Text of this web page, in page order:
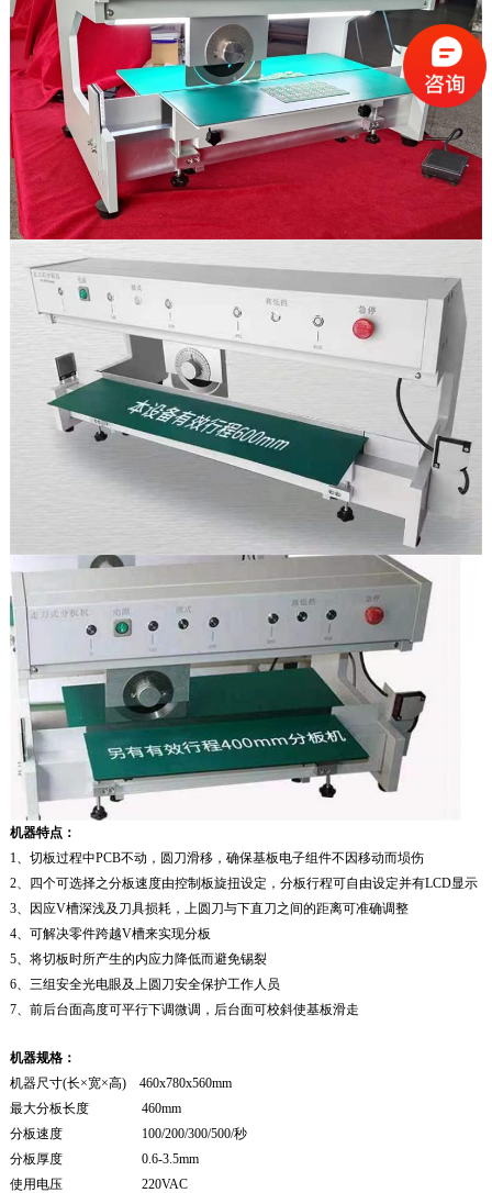
机器特点：
1、切板过程中PCB不动，圆刀滑移，确保基板电子组件不因移动而埙伤
2、四个可选择之分板速度由控制板旋扭设定，分板行程可自由设定并有LCD显示
3、因应V槽深浅及刀具损耗，上圆刀与下直刀之间的距离可准确调整
4、可解决零件跨越V槽来实现分板
5、将切板时所产生的内应力降低而避免锡裂
6、三组安全光电眼及上圆刀安全保护工作人员
7、前后台面高度可平行下调微调，后台面可校斜使基板滑走
机器规格：
机器尺寸(长×宽×高) 460x780x560mm
最大分板长度 460mm
分板速度 100/200/300/500/秒
分板厚度 0.6-3.5mm
使用电压 220VAC